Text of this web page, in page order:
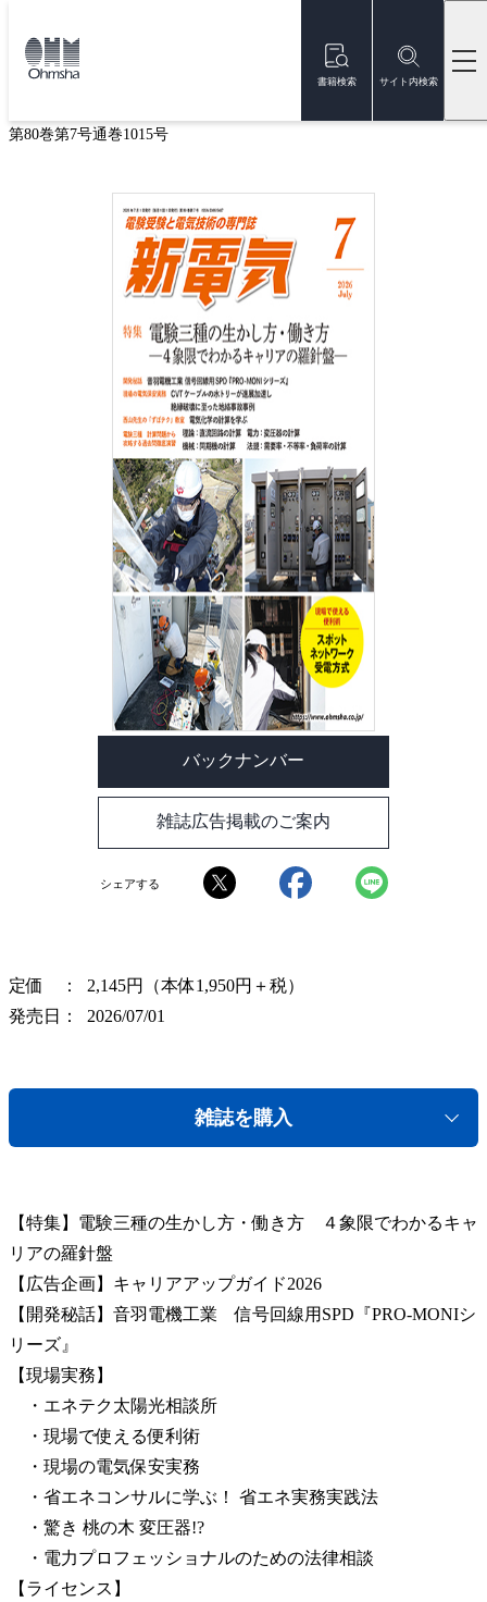
書籍検索 サイト内検索
トップ
第80巻第7号通巻1015号
バックナンバー
雑誌広告掲載のご案内
シェアする
定価
2,145円（本体1,950円＋税）
発売日
2026/07/01
雑誌を購入
【特集】電験三種の生かし方・働き方 ４象限でわかるキャ
リアの羅針盤
【広告企画】キャリアアップガイド2026
【開発秘話】音羽電機工業 信号回線用SPD『PRO-MONIシ
リーズ』
【現場実務】
・エネテク太陽光相談所
・現場で使える便利術
・現場の電気保安実務
・省エネコンサルに学ぶ！ 省エネ実務実践法
・驚き 桃の木 変圧器!?
・電力プロフェッショナルのための法律相談
【ライセンス】